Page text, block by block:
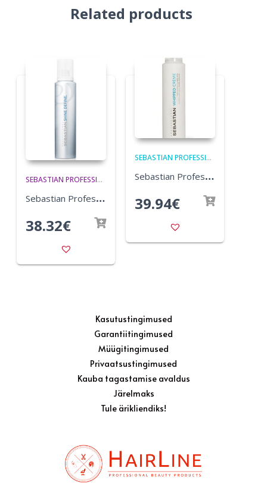
Related products
SEBASTIAN PROFESSIONAL VIIMISTLUSVAHENDID
S
ebastian Professional Shine Define Hairspray 200ml
38.32€
SEBASTIAN PROFESSIONAL
S
ebastian Professional Whipped Creme 150ml
39.94€
Kasutustingimused
Garantiitingimused
Müügitingimused
Privaatsustingimused
Kauba tagastamise avaldus
Järelmaks
Tule ärikliendiks!